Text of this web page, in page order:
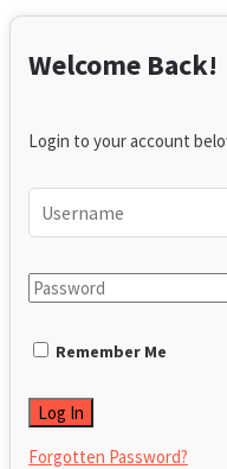
Welcome Back!
Login to your account
Remember Me
Forgotten Password?